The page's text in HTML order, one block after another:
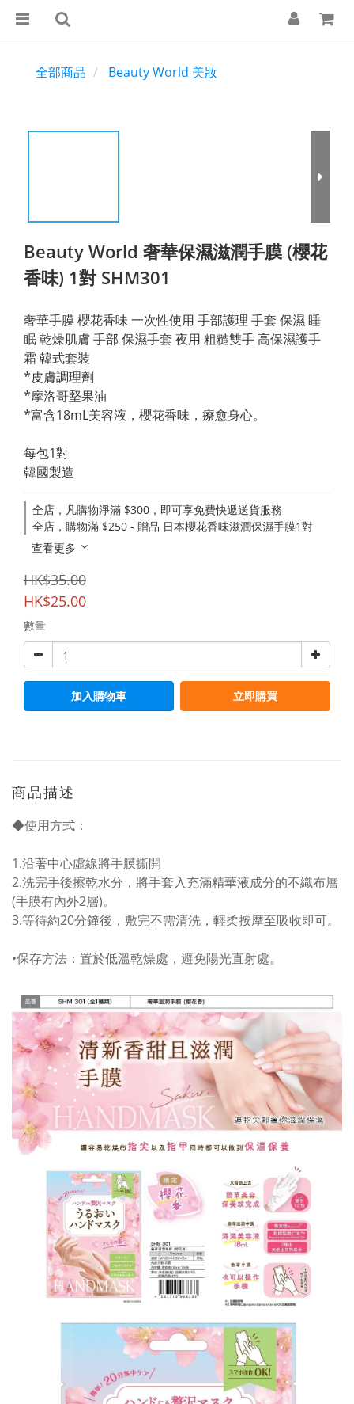
全部商品 Beauty World 美妝
Beauty World 奢華保濕滋潤手膜 (櫻花
香味) 1對 SHM301
奢華手膜 櫻花香味 一次性使用 手部護理 手套 保濕 睡
眠 乾燥肌膚 手部 保濕手套 夜用 粗糙雙手 高保濕護手
霜 韓式套裝
*皮膚調理劑
*摩洛哥堅果油
*富含18mL美容液，櫻花香味，療愈身心。
每包1對
韓國製造
全店，凡購物淨滿 $300，即可享免費快遞送貨服務
全店，購物滿 $250 - 贈品 日本櫻花香味滋潤保濕手膜1對
查看更多
HK$35.00
HK$25.00
數量
加入購物車 立即購買
商品描述
◆使用方式：
1.沿著中心虛線將手膜撕開
2.洗完手後擦乾水分，將手套入充滿精華液成分的不織布層
(手膜有內外2層)。
3.等待約20分鐘後，敷完不需清洗，輕柔按摩至吸收即可。
•保存方法：置於低溫乾燥處，避免陽光直射處。